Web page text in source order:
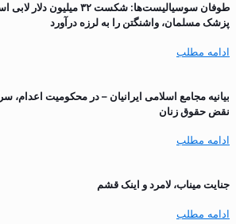
طوفان سوسیالیست‌ها: شکست ۳۲
پزشک مسلمان، واشنگتن را به لرزه درآورد
ادامه مطلب
بیانیه مجامع اسلامی ایرانیان – در محکومیت
نقض حقوق زنان
ادامه مطلب
جنایت میناب، لامرد و اینک قشم
ادامه مطلب